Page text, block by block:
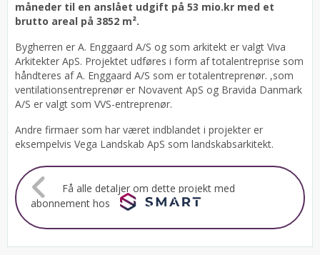
måneder til en anslået udgift på 53 mio.kr med et
brutto areal på 3852 m².
Bygherren er A. Enggaard A/S og som arkitekt er valgt Viva
Arkitekter ApS. Projektet udføres i form af totalentreprise som
håndteres af A. Enggaard A/S som er totalentreprenør. ,som
ventilationsentreprenør er Novavent ApS og Bravida Danmark
A/S er valgt som VVS-entreprenør.
Andre firmaer som har været indblandet i projekter er
eksempelvis Vega Landskab ApS som landskabsarkitekt.
Få alle detaljer om dette projekt med
abonnement hos